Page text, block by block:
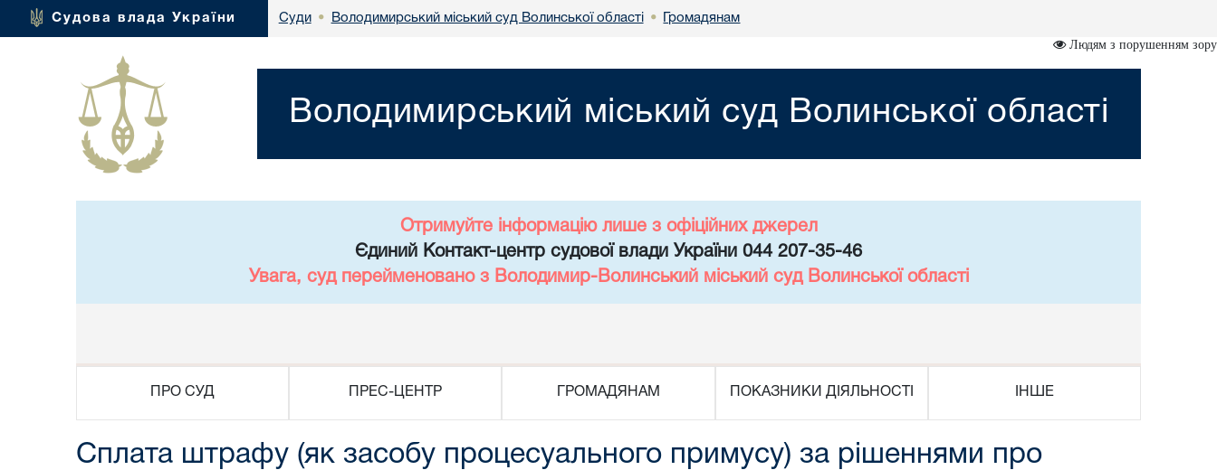
Судова влада України Суди • Володимирський міський суд Волинської області • Громадянам
Людям з порушенням зору
Володимирський міський суд Волинської області
Отримуйте інформацію лише з офіційних джерел
Єдиний Контакт-центр судової влади України 044 207-35-46
Увага, суд перейменовано з Володимир-Волинський міський суд Волинської області
ПРО СУД ПРЕС-ЦЕНТР ГРОМАДЯНАМ ПОКАЗНИКИ ДІЯЛЬНОСТІ ІНШЕ
Сплата штрафу (як засобу процесуального примусу) за рішеннями про